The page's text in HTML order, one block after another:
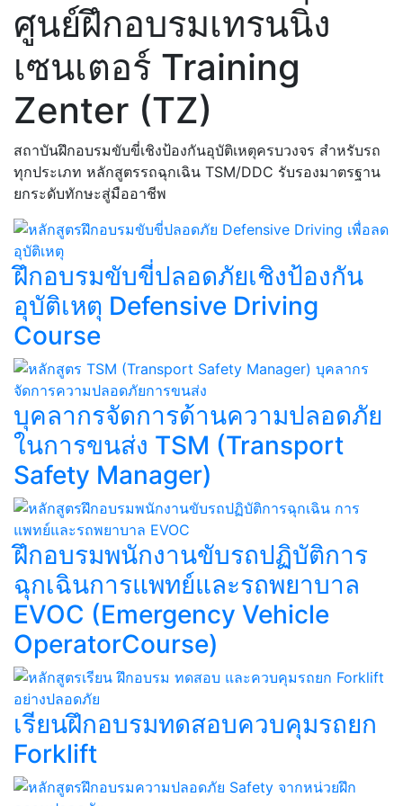
ศูนย์ฝึกอบรมเทรนนิ่ง
เซนเตอร์ Training
Zenter (TZ)
สถาบันฝึกอบรมขับขี่เชิงป้องกันอุบัติเหตุครบวงจร สำหรับรถ
ทุกประเภท หลักสูตรรถฉุกเฉิน TSM/DDC รับรองมาตรฐาน
ยกระดับทักษะสู่มืออาชีพ
ฝึกอบรมขับขี่ปลอดภัยเชิงป้องกัน
อุบัติเหตุ Defensive Driving
Course​
บุคลากรจัดการด้านความปลอดภัย
ในการขนส่ง TSM (Transport
Safety Manager)
ฝึกอบรมพนักงานขับรถปฏิบัติการ
ฉุกเฉินการแพทย์และรถพยาบาล
EVOC (Emergency Vehicle
OperatorCourse)
เรียนฝึกอบรมทดสอบควบคุมรถยก
Forklift​